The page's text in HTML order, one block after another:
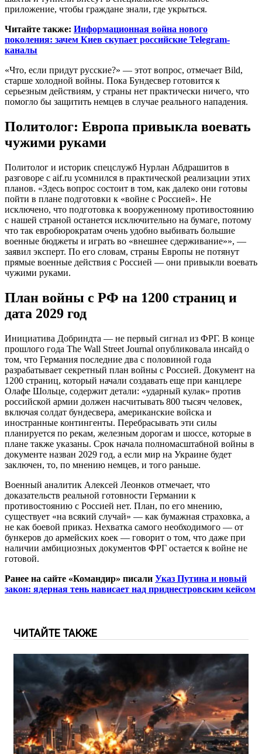
приложение, чтобы граждане знали, где укрыться.
Читайте также: Информационная война нового
поколения: зачем Киев скупает российские Telegram-
каналы
«Что, если придут русские?» — этот вопрос, отмечает Bild,
старше холодной войны. Пока Бундесвер готовится к
серьезным действиям, у страны нет практически ничего, что
помогло бы защитить немцев в случае реального нападения.
Политолог: Европа привыкла воевать
чужими руками
Политолог и историк спецслужб Нурлан Абдрашитов в
разговоре с aif.ru усомнился в практической реализации этих
планов. «Здесь вопрос состоит в том, как далеко они готовы
пойти в плане подготовки к «войне с Россией». Не
исключено, что подготовка к вооруженному противостоянию
с нашей страной останется исключительно на бумаге, потому
что так евробюрократам очень удобно выбивать большие
военные бюджеты и играть во «внешнее сдерживание»», —
заявил эксперт. По его словам, страны Европы не потянут
прямые военные действия с Россией — они привыкли воевать
чужими руками.
План войны с РФ на 1200 страниц и
дата 2029 год
Инициатива Добриндта — не первый сигнал из ФРГ. В конце
прошлого года The Wall Street Journal опубликовала инсайд о
том, что Германия последние два с половиной года
разрабатывает секретный план войны с Россией. Документ на
1200 страниц, который начали создавать еще при канцлере
Олафе Шольце, содержит детали: «ударный кулак» против
российской армии должен насчитывать 800 тысяч человек,
включая солдат бундесвера, американские войска и
иностранные контингенты. Перебрасывать эти силы
планируется по рекам, железным дорогам и шоссе, которые в
плане также указаны. Срок начала полномасштабной войны в
документе назван 2029 год, а если мир на Украине будет
заключен, то, по мнению немцев, и того раньше.
Военный аналитик Алексей Леонков отмечает, что
доказательств реальной готовности Германии к
противостоянию с Россией нет. План, по его мнению,
существует «на всякий случай» — как бумажная страховка, а
не как боевой приказ. Нехватка самого необходимого — от
бункеров до армейских коек — говорит о том, что даже при
наличии амбициозных документов ФРГ остается к войне не
готовой.
Ранее на сайте «Командир» писали Указ Путина и новый
закон: ядерная тень нависает над приднестровским кейсом
ЧИТАЙТЕ ТАКЖЕ